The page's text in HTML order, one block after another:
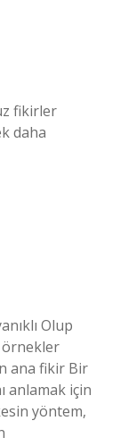
fikirler
daha
Olup
örnekler
ana fikir Bir
anlamak için
yöntem,